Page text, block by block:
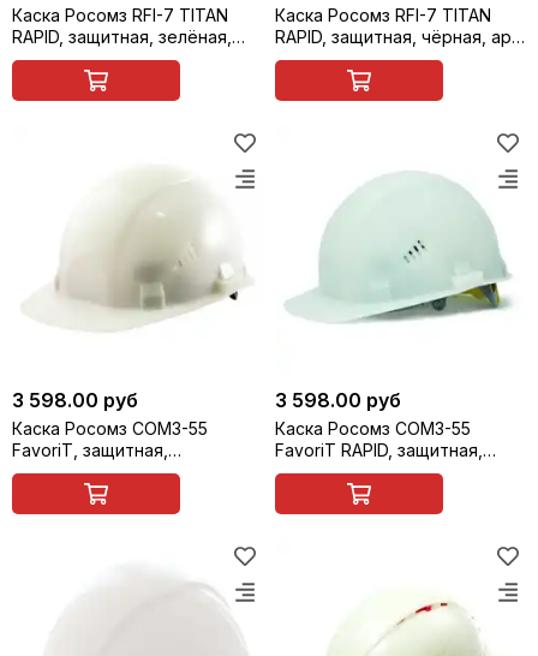
Каска Росомз RFI-7 TITAN
RAPID, защитная, зелёная,
арт. 71719
Каска Росомз RFI-7 TITAN
RAPID, защитная, чёрная, арт.
71720
3 598.00 руб
Каска Росомз СОМЗ-55
FavoriT, защитная,
светящаяся, арт. 75511
3 598.00 руб
Каска Росомз СОМЗ-55
FavoriT RAPID, защитная,
светящаяся, арт. 75711